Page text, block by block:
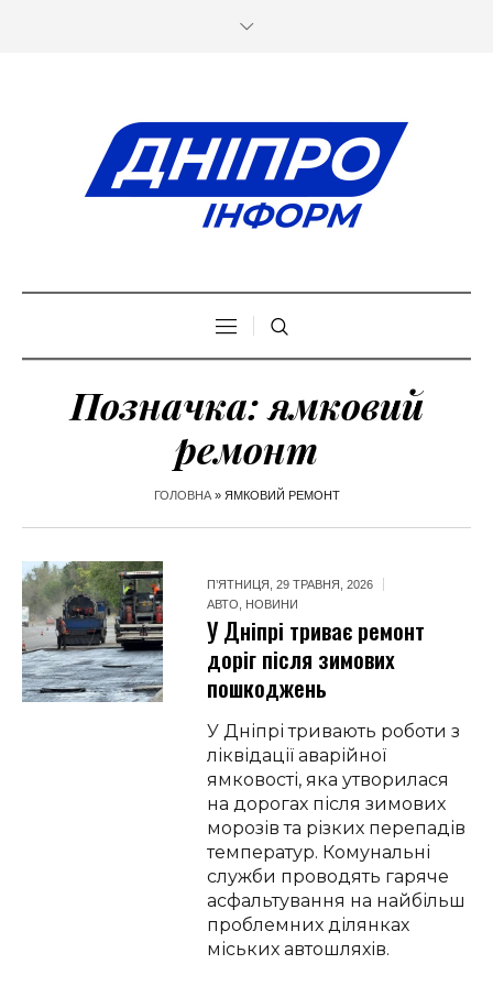
Позначка:ямковий
ремонт
ГОЛОВНА» ЯМКОВИЙ РЕМОНТ
П’ЯТНИЦЯ, 29 ТРАВНЯ, 2026
АВТО
НОВИНИ
У Дніпрі триває ремонт
доріг після зимових
пошкоджень
У Дніпрі тривають роботи з
ліквідації аварійної
ямковості, яка утворилася
на дорогах після зимових
морозів та різких перепадів
температур. Комунальні
служби проводять гаряче
асфальтування на найбільш
проблемних ділянках
міських автошляхів.